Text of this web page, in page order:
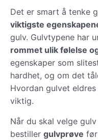
Det er smart å tenke
viktigste
gulv. Gulvtypene har
rommet ulik følelse
egenskaper som
hardhet, og om det
Hvordan gulvet eldres
viktig.
Når du skal velge
bestiller gulvprøve